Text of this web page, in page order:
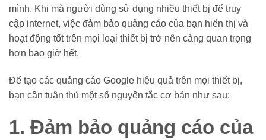
mình. Khi mà người dùng sử dụng nhiều thiết bị để truy
cập internet, việc đảm bảo quảng cáo của bạn hiển thị và
hoạt động tốt trên mọi loại thiết bị trở nên càng quan trọng
hơn bao giờ hết.
Để tạo các quảng cáo Google hiệu quả trên mọi thiết bị,
bạn cần tuân thủ một số nguyên tắc cơ bản như sau:
1. Đảm bảo quảng cáo của